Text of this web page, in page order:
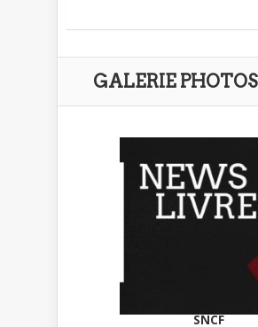
GALERIE PHOTOS
SNCF